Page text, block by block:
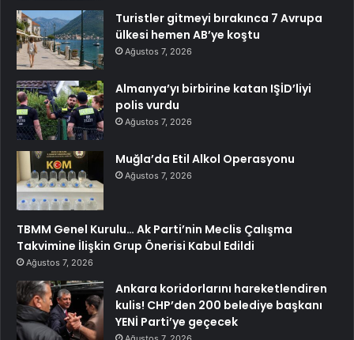
Turistler gitmeyi bırakınca 7 Avrupa
ülkesi hemen AB’ye koştu
Ağustos 7, 2026
Almanya’yı birbirine katan IŞİD’liyi
polis vurdu
Ağustos 7, 2026
Muğla’da Etil Alkol Operasyonu
Ağustos 7, 2026
TBMM Genel Kurulu… Ak Parti’nin Meclis Çalışma
Takvimine İlişkin Grup Önerisi Kabul Edildi
Ağustos 7, 2026
Ankara koridorlarını hareketlendiren
kulis! CHP’den 200 belediye başkanı
YENİ Parti’ye geçecek